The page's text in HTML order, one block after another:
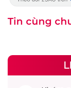
Tin cùng